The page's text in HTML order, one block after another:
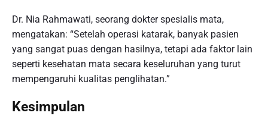
Dr. Nia Rahmawati, seorang dokter spesialis mata,
mengatakan: “Setelah operasi katarak, banyak pasien
yang sangat puas dengan hasilnya, tetapi ada faktor lain
seperti kesehatan mata secara keseluruhan yang turut
mempengaruhi kualitas penglihatan.”
Kesimpulan